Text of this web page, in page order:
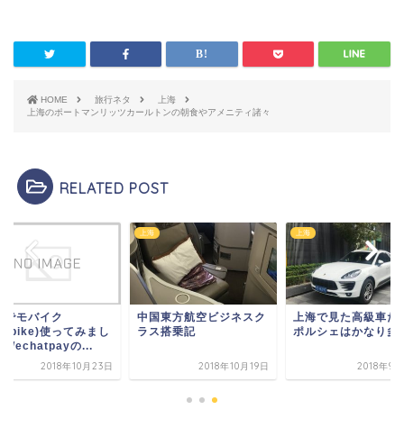
HOME 旅行ネタ
上海
上海のポートマンリッツカールトンの朝食やアメニティ諸々
RELATED POST
でモバイク
使ってみまし
Wechatpayの...
2018年10月23日
上海
中国東方航空ビジネスク
ラス搭乗記
2018年10月19日
上海
上海で見た高級車た
ポルシェはかなり多
2018年9